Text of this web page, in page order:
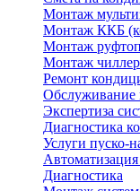
Монтаж
Монтаж ККБ
Монтаж
Монтаж
Ремонт
Обслуживание
Экспертиза
Диагностика
Услуги пуско-
Диагностика